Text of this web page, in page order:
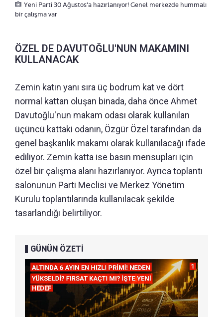
Yeni Parti 30 Ağustos'a hazırlanıyor! Genel merkezde hummalı
bir çalışma var
ÖZEL DE DAVUTOĞLU'NUN MAKAMINI
KULLANACAK
Zemin katın yanı sıra üç bodrum kat ve dört
normal kattan oluşan binada, daha önce Ahmet
Davutoğlu'nun makam odası olarak kullanılan
üçüncü kattaki odanın, Özgür Özel tarafından da
genel başkanlık makamı olarak kullanılacağı ifade
ediliyor. Zemin katta ise basın mensupları için
özel bir çalışma alanı hazırlanıyor. Ayrıca toplantı
salonunun Parti Meclisi ve Merkez Yönetim
Kurulu toplantılarında kullanılacak şekilde
tasarlandığı belirtiliyor.
GÜNÜN ÖZETİ